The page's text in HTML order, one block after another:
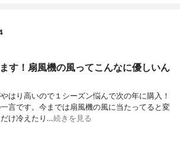
す！扇風機の風ってこんなに優しいん
はり高いので１シーズン悩んで次の年に購入！
言です。今までは扇風機の風に当たってると変
け冷えたり…続きを見る